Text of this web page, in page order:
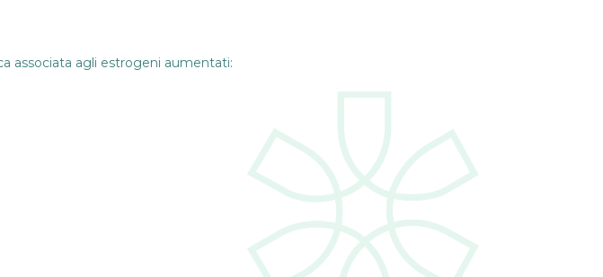
associata agli estrogeni aumentati: